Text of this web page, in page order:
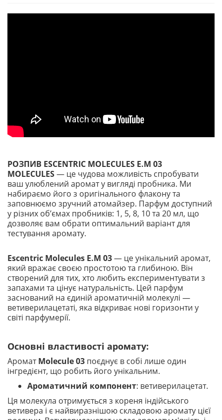
РОЗПИВ ESCENTRIC MOLECULES E.M 03
MOLECULES— це чудова можливість спробувати
ваш улюблений аромат у вигляді пробника. Ми
набираємо його з оригінального флакону та
заповнюємо зручний атомайзер. Парфум доступний
у різних обʼємах пробників: 1, 5, 8, 10 та 20 мл, що
дозволяє вам обрати оптимальний варіант для
тестування аромату.
Escentric Molecules E.M 03— це унікальний аромат,
який вражає своєю простотою та глибиною. Він
створений для тих, хто любить експериментувати з
запахами та цінує натуральність. Цей парфум
заснований на єдиній ароматичній молекулі —
ветиверилацетаті, яка відкриває нові горизонти у
світі парфумерії.
Основні властивості аромату:
АроматMolecule 03 поєднує в собі лише один
інгредієнт, що робить його унікальним.
Ароматичний компонент: ветиверилацетат.
Ця молекула отримується з кореня індійського
ветивера і є найвиразнішою складовою аромату цієї